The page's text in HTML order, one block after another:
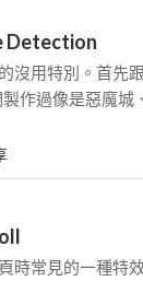
Detection
沒用特別。首先
作過像是惡魔城
時常見的一種特